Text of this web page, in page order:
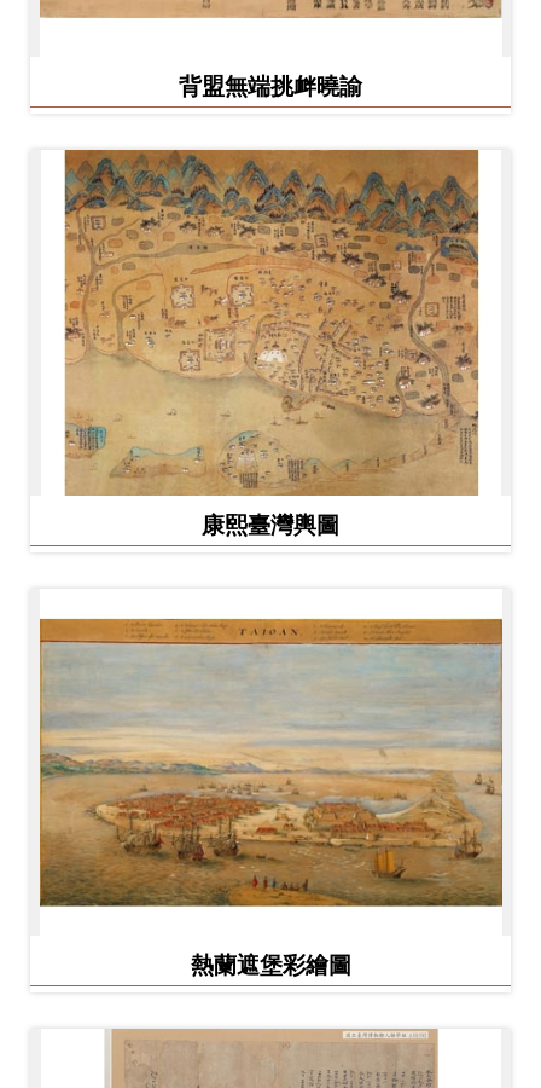
背盟無端挑衅曉諭
康熙臺灣輿圖
熱蘭遮堡彩繪圖